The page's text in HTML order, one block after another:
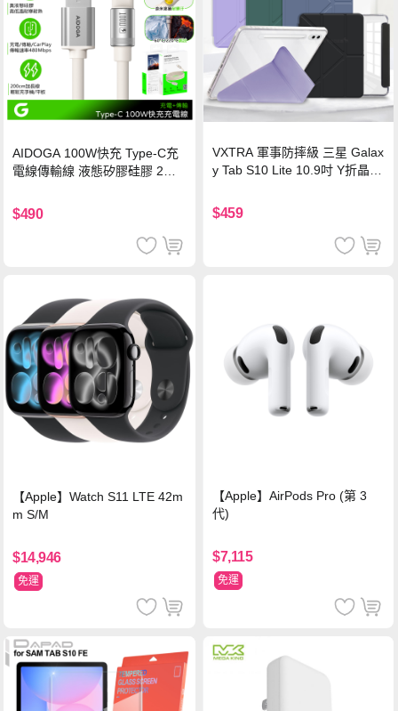
AIDOGA 100W快充 Type-C充
電線傳輸線 液態矽膠硅膠 2M
$490
VXTRA 軍事防摔級 三星 Galax
y Tab S10 Lite 10.9吋 Y折晶透
$459
【Apple】Watch S11 LTE 42m
m S/M
$14,946
免運
【Apple】AirPods Pro (第 3
代)
$7,115
免運